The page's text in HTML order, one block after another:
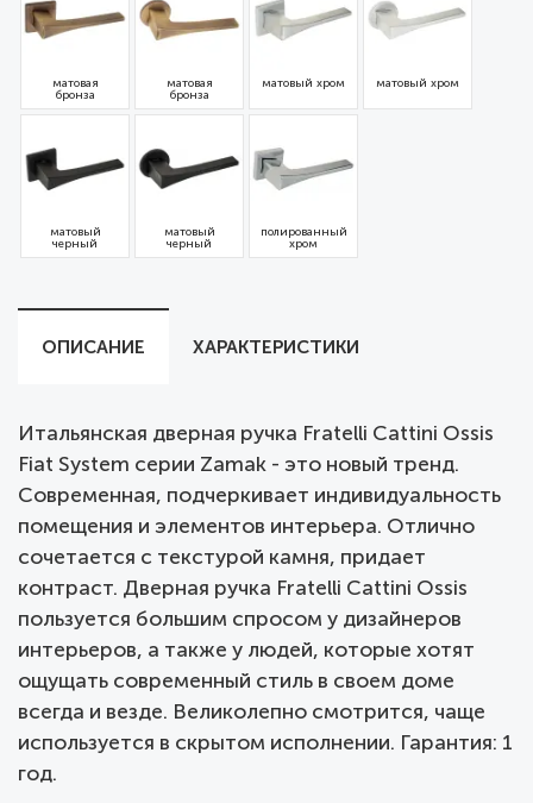
матовая
бронза
матовая
бронза
матовый хром матовый хром
матовый
черный
матовый
черный
полированный
хром
ОПИСАНИЕ ХАРАКТЕРИСТИКИ
Итальянская дверная ручка Fratelli Cattini Ossis
Fiat System серии Zamak - это новый тренд.
Современная, подчеркивает индивидуальность
помещения и элементов интерьера. Отлично
сочетается с текстурой камня, придает
контраст. Дверная ручка Fratelli Cattini Ossis
пользуется большим спросом у дизайнеров
интерьеров, а также у людей, которые хотят
ощущать современный стиль в своем доме
всегда и везде. Великолепно смотрится, чаще
используется в скрытом исполнении. Гарантия: 1
год.